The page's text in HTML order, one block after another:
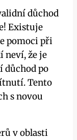
důchod
Existuje
pomoci při
neví, že je
důchod po
Tento
s novou
v oblasti